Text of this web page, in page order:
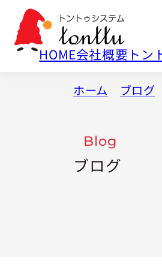
HOME会社概要 トン
ホーム ブログ
Blog
ブログ